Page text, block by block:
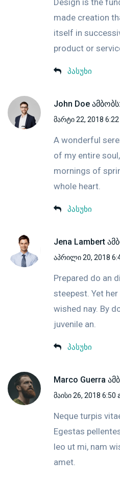
Design is the
made creation
itself in
product or
პასუხი
John Doe ამბობს:
მარტი 22, 2018
A wonderful
of my entire
mornings of
whole heart.
პასუხი
Jena Lambert
აპრილი 20, 2018
Prepared do an
steepest. Yet
wished nay. By
juvenile an.
პასუხი
Marco Guerra
მაისი 26, 2018 6:50
Neque turpis
Egestas
leo ut mi, nam
amet.